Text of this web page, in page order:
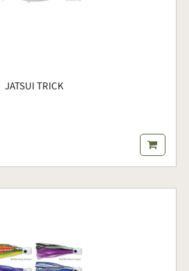
JATSUI TRICK